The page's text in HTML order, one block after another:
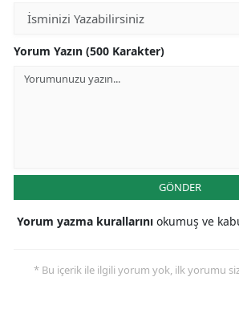
Yorum Yazın (500 Karakter)
GÖNDER
Yorum yazma kurallarını okumuş ve
* Bu içerik ile ilgili yorum yok, ilk yorumu siz